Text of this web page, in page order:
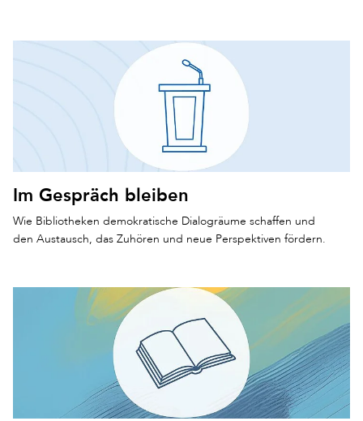
Im Gespräch bleiben
Wie Bibliotheken demokratische Dialogräume schaffen und
den Austausch, das Zuhören und neue Perspektiven fördern.